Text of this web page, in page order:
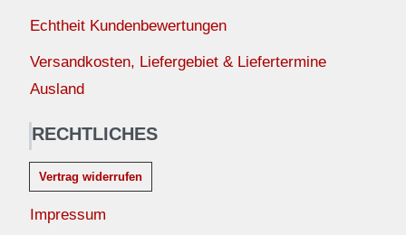
Echtheit Kundenbewertungen
Versandkosten, Liefergebiet & Liefertermine
Ausland
RECHTLICHES
Vertrag widerrufen
Impressum